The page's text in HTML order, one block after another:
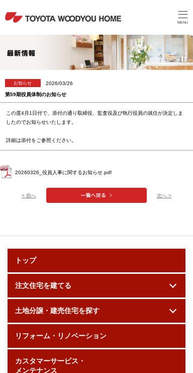
MENU
お知らせ 2026/03/26
第59期役員体制のお知らせ
この度4月1日付で、添付の通り取締役、監査役及び執行役員の就任が決定しま
したのでお知らせいたします。
詳細は添付をご参照ください。
20260326_役員人事に関するお知らせ.pdf
< 前へ 次へ >
トップ
注文住宅を建てる
土地分譲・建売住宅を探す
リフォーム・リノベーション
カスタマーサービス・
メンテナンス